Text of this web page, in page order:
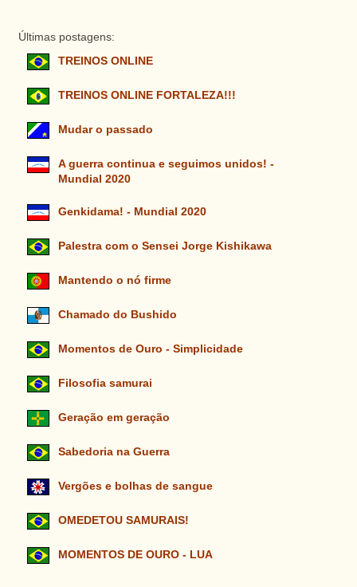
Últimas postagens:
TREINOS ONLINE
TREINOS ONLINE FORTALEZA!!!
Mudar o passado
A guerra continua e seguimos unidos! -
Mundial 2020
Genkidama! - Mundial 2020
Palestra com o Sensei Jorge Kishikawa
Mantendo o nó firme
Chamado do Bushido
Momentos de Ouro - Simplicidade
Filosofia samurai
Geração em geração
Sabedoria na Guerra
Vergões e bolhas de sangue
OMEDETOU SAMURAIS!
MOMENTOS DE OURO - LUA